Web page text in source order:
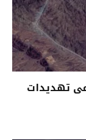
تهديدات